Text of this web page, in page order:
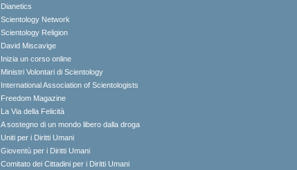
Dianetics
Scientology Network
Scientology Religion
David Miscavige
Inizia un corso online
Ministri Volontari di Scientology
International Association of Scientologists
Freedom Magazine
La Via della Felicità
A sostegno di un mondo libero dalla droga
Uniti per i Diritti Umani
Gioventù per i Diritti Umani
Comitato dei Cittadini per i Diritti Umani